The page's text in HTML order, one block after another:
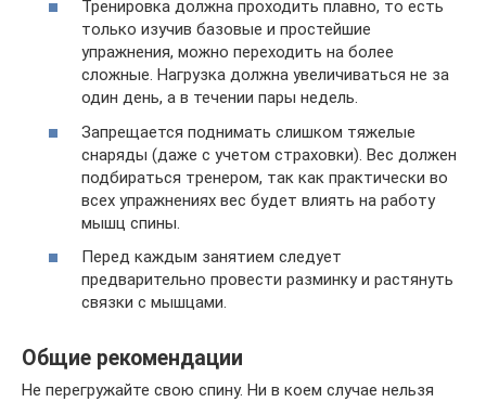
Тренировка должна проходить плавно, то есть
только изучив базовые и простейшие
упражнения, можно переходить на более
сложные. Нагрузка должна увеличиваться не за
один день, а в течении пары недель.
Запрещается поднимать слишком тяжелые
снаряды (даже с учетом страховки). Вес должен
подбираться тренером, так как практически во
всех упражнениях вес будет влиять на работу
мышц спины.
Перед каждым занятием следует
предварительно провести разминку и растянуть
связки с мышцами.
Общие рекомендации
Не перегружайте свою спину. Ни в коем случае нельзя